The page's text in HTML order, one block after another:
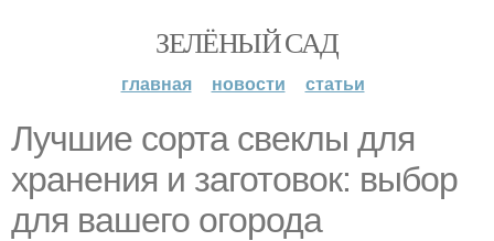
ЗЕЛЁНЫЙ САД
главная новости статьи
Лучшие сорта свеклы для
хранения и заготовок: выбор
для вашего огорода